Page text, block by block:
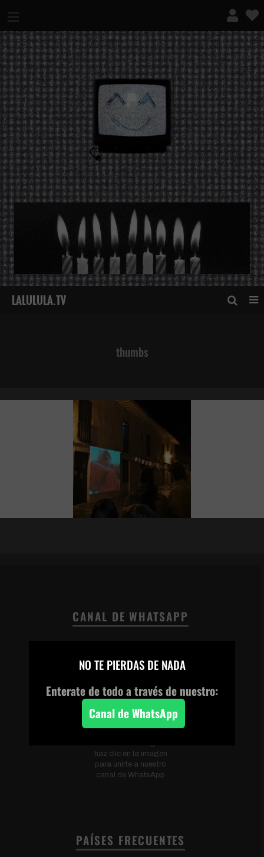
¿QUÉ ES ESTO?
thumbs
CANAL DE WHATSAPP
haz clic en la imagen
para unirte a nuestro
canal de WhatsApp
PAÍSES FRECUENTES
NO TE PIERDAS DE NADA
Enterate de todo a través de nuestro:
Canal de WhatsApp